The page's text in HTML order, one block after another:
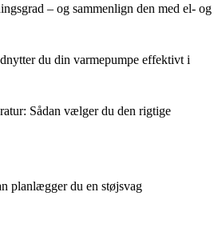
– og sammenlign den med el- og
du din varmepumpe effektivt i
Sådan vælger du den rigtige
planlægger du en støjsvag